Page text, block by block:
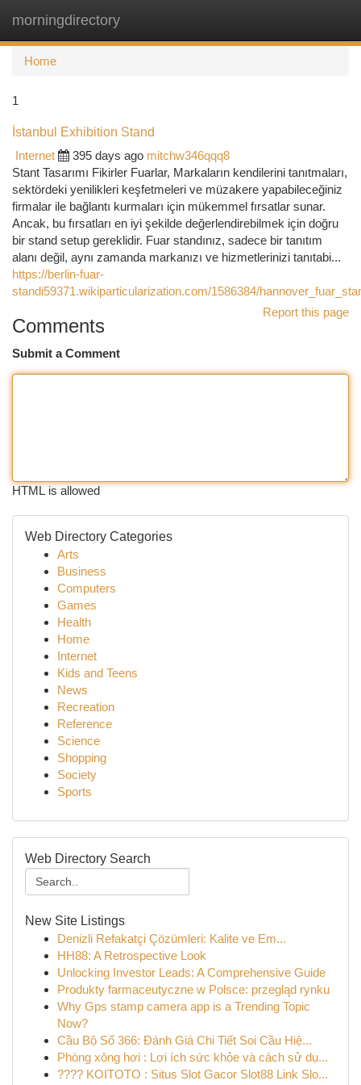
morningdirectory
Home
1
İstanbul Exhibition Stand
Internet
395 days ago mitchw346qqq8
Stant Tasarımı Fikirler Fuarlar, Markaların kendilerini tanıtmaları,
sektördeki yenilikleri keşfetmeleri ve müzakere yapabileceğiniz
firmalar ile bağlantı kurmaları için mükemmel fırsatlar sunar.
Ancak, bu fırsatları en iyi şekilde değerlendirebilmek için doğru
bir stand setup gereklidir. Fuar standınız, sadece bir tanıtım
alanı değil, aynı zamanda markanızı ve hizmetlerinizi tanıtabi...
https://berlin-fuar-
standi59371.wikiparticularization.com/1586384/
Report this page
Comments
Submit a Comment
HTML is allowed
Web Directory Categories
Arts
Business
Computers
Games
Health
Home
Internet
Kids and Teens
News
Recreation
Reference
Science
Shopping
Society
Sports
Web Directory Search
New Site Listings
Denizli Refakatçi Çözümleri: Kalite ve Em...
HH88: A Retrospective Look
Unlocking Investor Leads: A Comprehensive Guide
Produkty farmaceutyczne w Polsce: przegląd rynku
Why Gps stamp camera app is a Trending Topic
Now?
Cầu Bộ Số 366: Đánh Giá Chi Tiết Soi Cầu Hiệ...
Phòng xông hơi : Lợi ích sức khỏe và cách sử dụ...
???? KOITOTO : Situs Slot Gacor Slot88 Link Slo...